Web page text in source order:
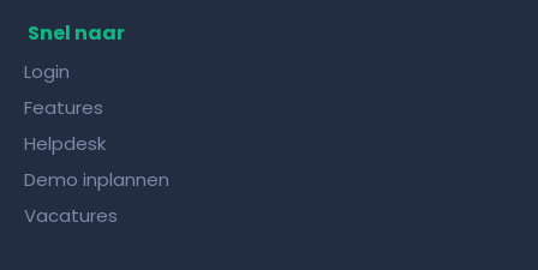
Snel naar
Login
Features
Helpdesk
Demo inplannen
Vacatures